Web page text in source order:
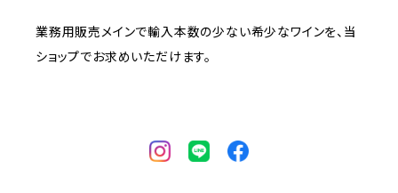
業務用販売メインで輸入本数の少ない希少なワインを、当
ショップでお求めいただけます。